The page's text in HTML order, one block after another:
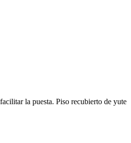
la puesta. Piso recubierto de yute